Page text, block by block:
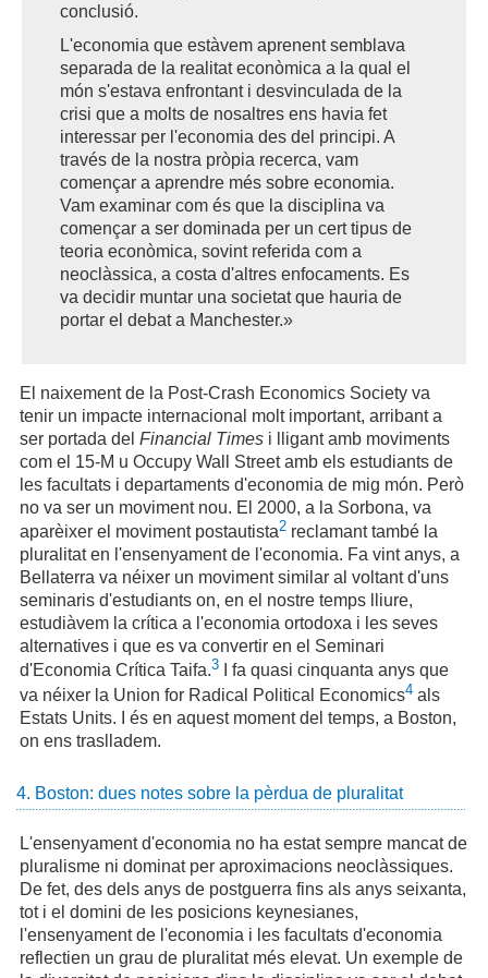
conclusió.
L'economia que estàvem aprenent semblava
separada de la realitat econòmica a la qual el
món s'estava enfrontant i desvinculada de la
crisi que a molts de nosaltres ens havia fet
interessar per l'economia des del principi. A
través de la nostra pròpia recerca, vam
començar a aprendre més sobre economia.
Vam examinar com és que la disciplina va
començar a ser dominada per un cert tipus de
teoria econòmica, sovint referida com a
neoclàssica, a costa d'altres enfocaments. Es
va decidir muntar una societat que hauria de
portar el debat a Manchester.»
El naixement de la Post-Crash Economics Society va
tenir un impacte internacional molt important, arribant a
ser portada del Financial Timesi lligant amb moviments
com el 15-M u Occupy Wall Street amb els estudiants de
les facultats i departaments d'economia de mig món. Però
no va ser un moviment nou. El 2000, a la Sorbona, va
aparèixer el moviment postautista2reclamant també la
pluralitat en l'ensenyament de l'economia. Fa vint anys, a
Bellaterra va néixer un moviment similar al voltant d'uns
seminaris d'estudiants on, en el nostre temps lliure,
estudiàvem la crítica a l'economia ortodoxa i les seves
alternatives i que es va convertir en el Seminari
d'Economia Crítica Taifa.3I fa quasi cinquanta anys que
va néixer la Union for Radical Political Economics4als
Estats Units. I és en aquest moment del temps, a Boston,
on ens traslladem.
4. Boston: dues notes sobre la pèrdua de pluralitat
L'ensenyament d'economia no ha estat sempre mancat de
pluralisme ni dominat per aproximacions neoclàssiques.
De fet, des dels anys de postguerra fins als anys seixanta,
tot i el domini de les posicions keynesianes,
l'ensenyament de l'economia i les facultats d'economia
reflectien un grau de pluralitat més elevat. Un exemple de